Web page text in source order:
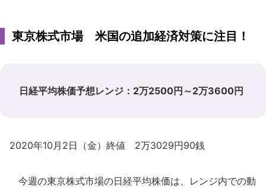
東京株式市場 米国の追加経済対策に注目！
日経平均株価予想レンジ：2万2500円～2万3600円
2020年10月2日（金）終値 2万3029円90銭
今週の東京株式市場の日経平均株価は、レンジ内での動